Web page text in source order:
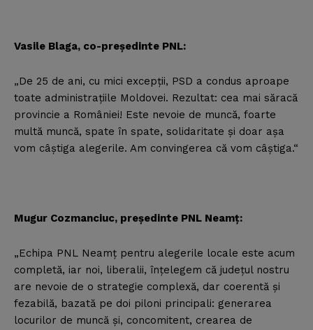
Vasile Blaga, co-preşedinte PNL:
„De 25 de ani, cu mici excepţii, PSD a condus aproape
toate administraţiile Moldovei. Rezultat: cea mai săracă
provincie a României! Este nevoie de muncă, foarte
multă muncă, spate în spate, solidaritate şi doar aşa
vom câştiga alegerile. Am convingerea că vom câştiga.“
Mugur Cozmanciuc, preşedinte PNL Neamţ:
„Echipa PNL Neamţ pentru alegerile locale este acum
completă, iar noi, liberalii, înţelegem că judeţul nostru
are nevoie de o strategie complexă, dar coerentă şi
fezabilă, bazată pe doi piloni principali: generarea
locurilor de muncă şi, concomitent, crearea de